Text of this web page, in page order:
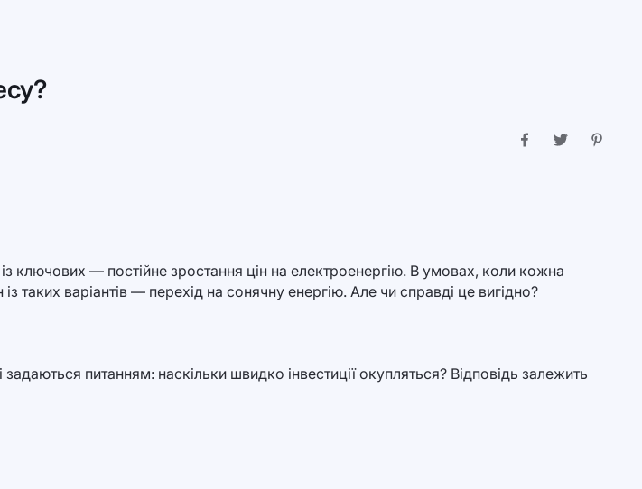
ключових — постійне зростання цін на електроенергію. В умовах, коли кожна
таких варіантів — перехід на сонячну енергію. Але чи справді це вигідно?
питанням: наскільки швидко інвестиції окупляться? Відповідь залежить